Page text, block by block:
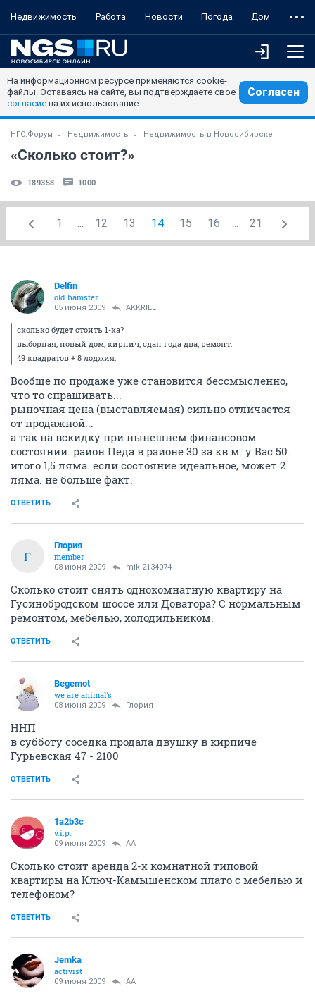
Недвижимость Работа Новости Погода Дом
На информационном ресурсе применяются cookie-
файлы. Оставаясь на сайте, вы подтверждаете свое
согласие на их использование.
Согласен
НГС.Форум Недвижимость Недвижимость в Новосибирске
«Сколько стоит?»
189358 1000
1 ... 12 13 14 15 16 ... 21
Delfin
old hamster
05 июня 2009 AKKRILL
сколько будет стоить 1-ка?
выборная, новый дом, кирпич, сдан года два, ремонт.
49 квадратов + 8 лоджия.
Вообще по продаже уже становится бессмысленно,
что то спрашивать...
рыночная цена (выставляемая) сильно отличается
от продажной...
а так на вскидку при нынешнем финансовом
состоянии. район Педа в районе 30 за кв.м. у Вас 50.
итого 1,5 ляма. если состояние идеальное, может 2
ляма. не больше факт.
ОТВЕТИТЬ
Г
Глория
member
08 июня 2009 mikl2134074
Сколько стоит снять однокомнатную квартиру на
Гусинобродском шоссе или Доватора? С нормальным
ремонтом, мебелью, холодильником.
ОТВЕТИТЬ
Begemot
we are animal's
08 июня 2009 Глория
ННП
в субботу соседка продала двушку в кирпиче
Гурьевская 47 - 2100
ОТВЕТИТЬ
1a2b3c
v.i.p.
09 июня 2009 AA
Сколько стоит аренда 2-х комнатной типовой
квартиры на Ключ-Камышенском плато с мебелью и
телефоном?
ОТВЕТИТЬ
Jemka
activist
09 июня 2009 AA